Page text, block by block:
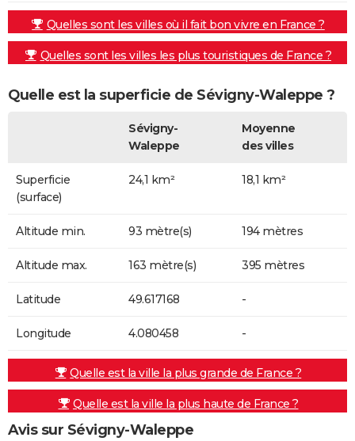
Quelles sont les villes où il fait bon vivre en France ?
Quelles sont les villes les plus touristiques de France ?
Quelle est la superficie de Sévigny-Waleppe ?
Sévigny-
Waleppe
Moyenne
des villes
Superficie
(surface)
24,1 km² 18,1 km²
Altitude min. 93 mètre(s) 194 mètres
Altitude max. 163 mètre(s) 395 mètres
Latitude 49.617168 -
Longitude 4.080458 -
Quelle est la ville la plus grande de France ?
Quelle est la ville la plus haute de France ?
Avis sur Sévigny-Waleppe